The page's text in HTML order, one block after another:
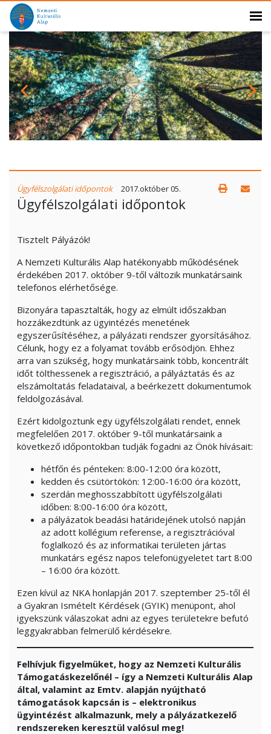
Ügyfélszolgálati időpontok 2017.október 05.
Ügyfélszolgálati időpontok
Tisztelt Pályázók!
A Nemzeti Kulturális Alap hatékonyabb működésének
érdekében 2017. október 9-től változik munkatársaink
telefonos elérhetősége.
Bizonyára tapasztalták, hogy az elmúlt időszakban
hozzákezdtünk az ügyintézés menetének
egyszerűsítéséhez, a pályázati rendszer gyorsításához.
Célunk, hogy ez a folyamat tovább erősödjön. Ehhez
arra van szükség, hogy munkatársaink több, koncentrált
időt tölthessenek a regisztráció, a pályáztatás és az
elszámoltatás feladataival, a beérkezett dokumentumok
feldolgozásával.
Ezért kidolgoztunk egy ügyfélszolgálati rendet, ennek
megfelelően 2017. október 9-től munkatársaink a
következő időpontokban tudják fogadni az Önök hívásait:
hétfőn és pénteken: 8:00-12:00 óra között,
kedden és csütörtökön: 12:00-16:00 óra között,
szerdán meghosszabbított ügyfélszolgálati
időben: 8:00-16:00 óra között,
a pályázatok beadási határidejének utolsó napján
az adott kollégium referense, a regisztrációval
foglalkozó és az informatikai területen jártas
munkatárs egész napos telefonügyeletet tart 8:00
– 16:00 óra között.
Ezen kívül az NKA honlapján 2017. szeptember 25-től él
a Gyakran Ismételt Kérdések (GYIK) menüpont, ahol
igyekszünk válaszokat adni az egyes területekre befutó
leggyakrabban felmerülő kérdésekre.
Felhívjuk figyelmüket, hogy az Nemzeti Kulturális
Támogatáskezelőnél – így a Nemzeti Kulturális Alap
által, valamint az Emtv. alapján nyújtható
támogatások kapcsán is – elektronikus
ügyintézést alkalmazunk, mely a pályázatkezelő
rendszereken keresztül valósul meg!